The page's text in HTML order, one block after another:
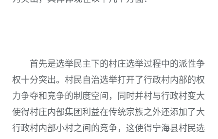
首先是选举民主下的村庄选举过程中的派性争
权十分突出。村民自治选举打开了行政村内部的权
力争夺和竞争的制度空间，同时并村与行政村变大
使得村庄内部集团利益在传统宗族之外还添加了大
行政村内部小村之间的竞争，这使得宁海县村民选